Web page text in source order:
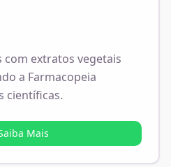
extratos vegetais
a Farmacopeia
científicas.
Mais